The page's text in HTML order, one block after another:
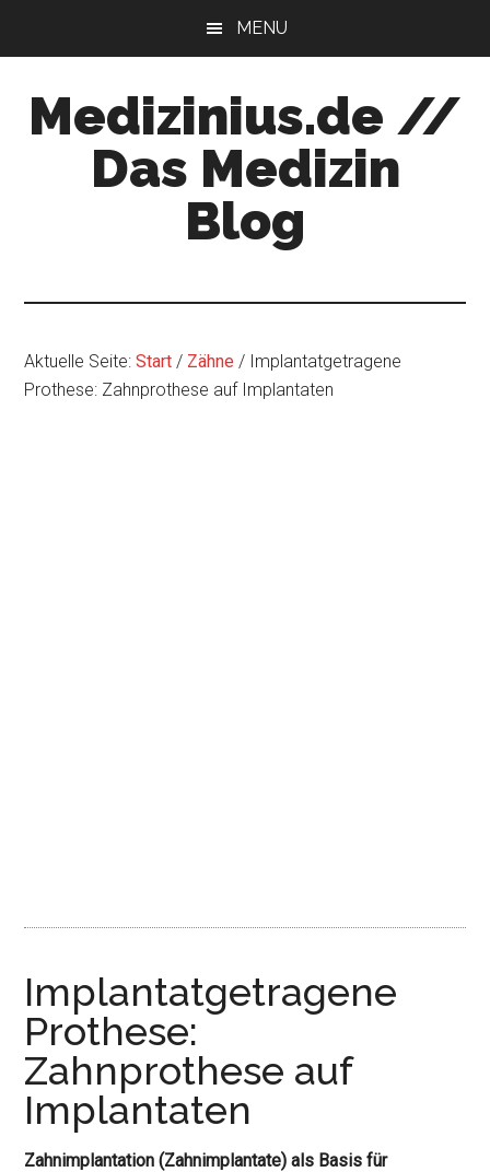
MENU
Medizinius.de //
Das Medizin
Blog
Aktuelle Seite:Start / Zähne / Implantatgetragene
Prothese: Zahnprothese auf Implantaten
Implantatgetragene
Prothese:
Zahnprothese auf
Implantaten
Zahnimplantation (Zahnimplantate) als Basis für